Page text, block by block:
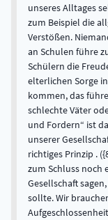
unseres Alltages
zum Beispiel die
Verstößen.
an Schulen führe
Schülern die
elterlichen Sorge
kommen, das
schlechte Väter
und Fordern“ ist
unserer
richtiges Prinzip .
zum Schluss noch
Gesellschaft
sollte. Wir